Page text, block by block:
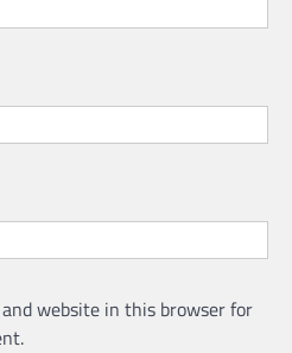
website in this browser for